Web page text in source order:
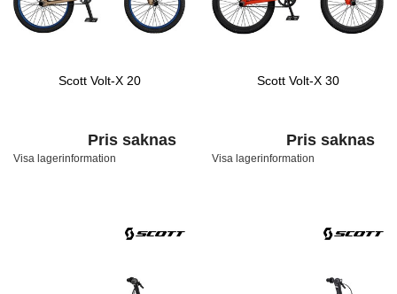
Scott Volt-X 20
Pris saknas
Visa lagerinformation
Scott Volt-X 30
Pris saknas
Visa lagerinformation